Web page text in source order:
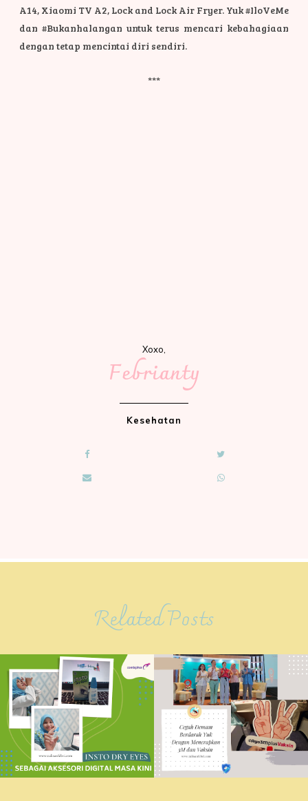
A14, Xiaomi TV A2, Lock and Lock Air Fryer. Yuk #IloVeMe
dan #Bukanhalangan untuk terus mencari kebahagiaan
dengan tetap mencintai diri sendiri.
***
Xoxo,
Febrianty
Kesehatan
Related Posts